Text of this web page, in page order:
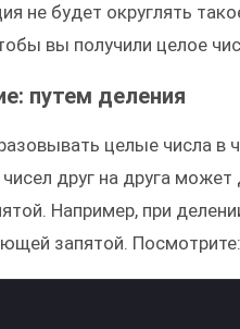
не будет округлять
вы получили целое
путем деления
целые числа в
друг на друга может
Например, при
запятой. Посмотрите: